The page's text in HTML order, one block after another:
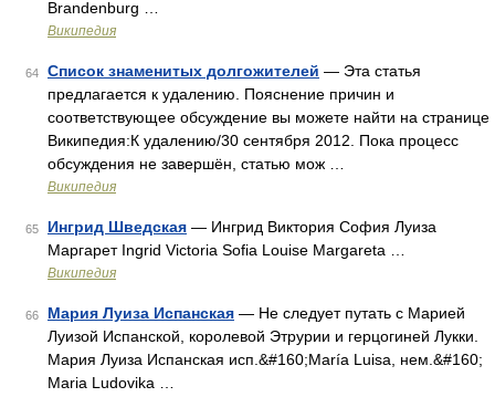
Brandenburg …
Википедия
64 Список знаменитых долгожителей — Эта статья
предлагается к удалению. Пояснение причин и
соответствующее обсуждение вы можете найти на странице
Википедия:К удалению/30 сентября 2012. Пока процесс
обсуждения не завершён, статью мож …
Википедия
65 Ингрид Шведская — Ингрид Виктория София Луиза
Маргарет Ingrid Victoria Sofia Louise Margareta …
Википедия
66 Мария Луиза Испанская — Не следует путать с Марией
Луизой Испанской, королевой Этрурии и герцогиней Лукки.
Мария Луиза Испанская исп.&#160;María Luisa, нем.&#160;
Maria Ludovika …